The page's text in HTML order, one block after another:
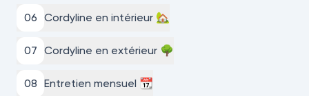
06 Cordyline en intérieur 🏡
07 Cordyline en extérieur 🌳
08 Entretien mensuel 📆